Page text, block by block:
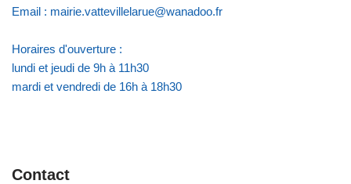
Email : mairie.vattevillelarue@wanadoo.fr
Horaires d'ouverture :
lundi et jeudi de 9h à 11h30
mardi et vendredi de 16h à 18h30
Contact